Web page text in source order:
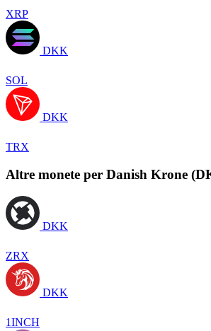
XRP
DKK
SOL
DKK
TRX
Altre monete per Danish Krone
DKK
ZRX
DKK
1INCH